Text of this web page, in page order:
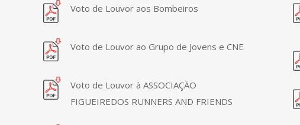
Voto de Louvor aos Bombeiros
Voto de Louvor ao Grupo de Jovens e CNE
Voto de Louvor à ASSOCIAÇÃO
FIGUEIREDOS RUNNERS AND FRIENDS